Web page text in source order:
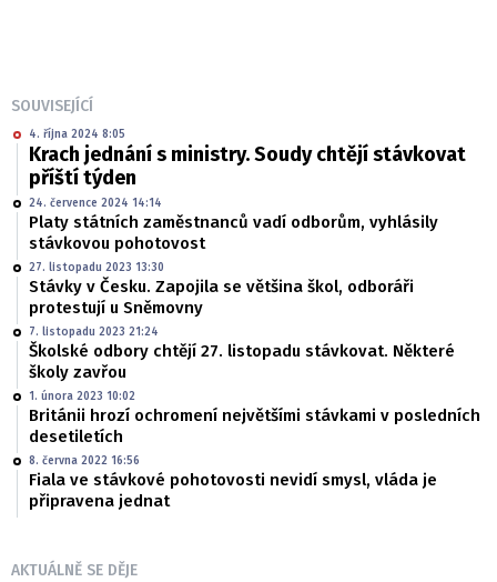
SOUVISEJÍCÍ
4. října 2024 8:05
Krach jednání s ministry. Soudy chtějí stávkovat
příští týden
24. července 2024 14:14
Platy státních zaměstnanců vadí odborům, vyhlásily
stávkovou pohotovost
27. listopadu 2023 13:30
Stávky v Česku. Zapojila se většina škol, odboráři
protestují u Sněmovny
7. listopadu 2023 21:24
Školské odbory chtějí 27. listopadu stávkovat. Některé
školy zavřou
1. února 2023 10:02
Británii hrozí ochromení největšími stávkami v posledních
desetiletích
8. června 2022 16:56
Fiala ve stávkové pohotovosti nevidí smysl, vláda je
připravena jednat
AKTUÁLNĚ SE DĚJE